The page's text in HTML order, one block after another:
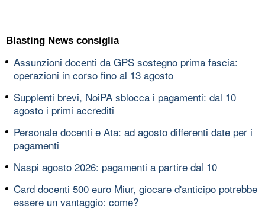
Blasting News consiglia
Assunzioni docenti da GPS sostegno prima fascia:
operazioni in corso fino al 13 agosto
Supplenti brevi, NoiPA sblocca i pagamenti: dal 10
agosto i primi accrediti
Personale docenti e Ata: ad agosto differenti date per i
pagamenti
Naspi agosto 2026: pagamenti a partire dal 10
Card docenti 500 euro Miur, giocare d'anticipo potrebbe
essere un vantaggio: come?